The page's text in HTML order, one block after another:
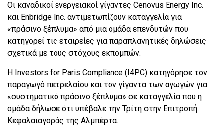
Οι καναδικοί ενεργειακοί γίγαντες Cenovus Energy Inc.
και Enbridge Inc. αντιμετωπίζουν καταγγελία για
«πράσινο ξέπλυμα» από μια ομάδα επενδυτών που
κατηγορεί τις εταιρείες για παραπλανητικές δηλώσεις
σχετικά με τους στόχους εκπομπών.
Η Investors for Paris Compliance (I4PC) κατηγόρησε τον
παραγωγό πετρελαίου και τον γίγαντα των αγωγών για
«συστηματικό πράσινο ξέπλυμα» σε καταγγελία που η
ομάδα δήλωσε ότι υπέβαλε την Τρίτη στην Επιτροπή
Κεφαλαιαγοράς της Αλμπέρτα.